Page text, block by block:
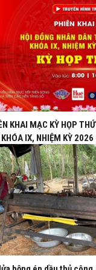
KHAI MẠC KỲ HỌP
KHÓA IX, NHIỆM KỲ